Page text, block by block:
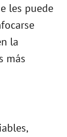
les puede
la
más